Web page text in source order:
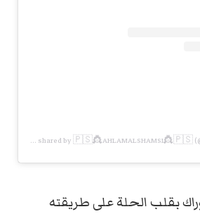
A post shared by 🇵🇸👸AHLAMALSHAMSI👸🇵🇸 (@gaza_ahlamalshamsi1)
بقلب الحلة على طريقته